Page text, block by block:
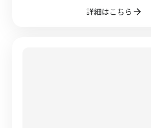
詳細はこちら